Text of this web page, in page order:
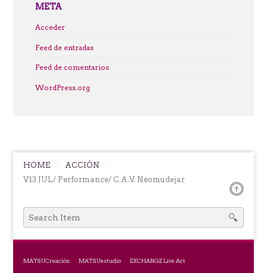
META
Acceder
Feed de entradas
Feed de comentarios
WordPress.org
HOME
ACCIÓN
V13 JUL/ Performance/ C.A.V. Neomudejar
SEARCH
FOR:
MATSUCreación MATSUestudio EXCHANGE Live Art